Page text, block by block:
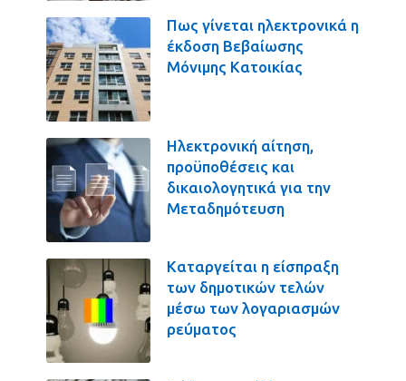
Πως γίνεται ηλεκτρονικά η
έκδοση Βεβαίωσης
Μόνιμης Κατοικίας
Ηλεκτρονική αίτηση,
προϋποθέσεις και
δικαιολογητικά για την
Μεταδημότευση
Καταργείται η είσπραξη
των δημοτικών τελών
μέσω των λογαριασμών
ρεύματος